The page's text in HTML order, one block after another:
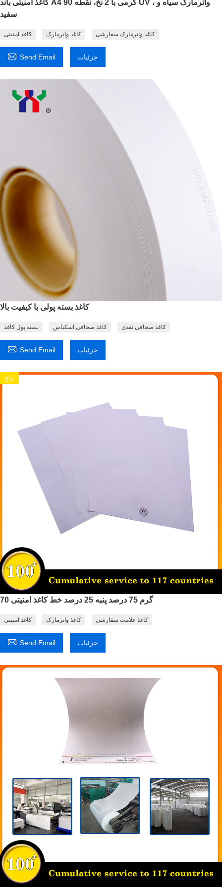
کاغذ امنیتی باند A4 90 گرمی با 2 نخ، نقطه UV ، واترمارک سیاه و
سفید
کاغذ امنیتی کاغذ واترمارک کاغذ واترمارک سفارشی
 Send Email جزئیات
کاغذ بسته پولی با کیفیت بالا
بسته پول کاغذ کاغذ صحافی اسکناس کاغذ صحافی نقدی
 Send Email جزئیات
داغ
70 گرم 75 درصد پنبه 25 درصد خط کاغذ امنیتی
کاغذ امنیتی کاغذ واترمارک کاغذ علامت سفارشی
 Send Email جزئیات